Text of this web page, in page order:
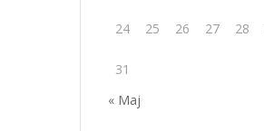
24 25 26 27 28
31
« Мај